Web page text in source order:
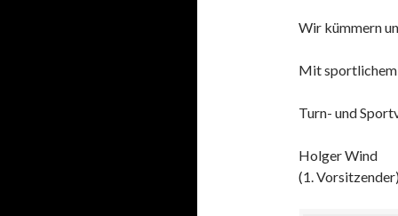
Wir kümmern
Mit
Turn- und
Holger Wind
(1.